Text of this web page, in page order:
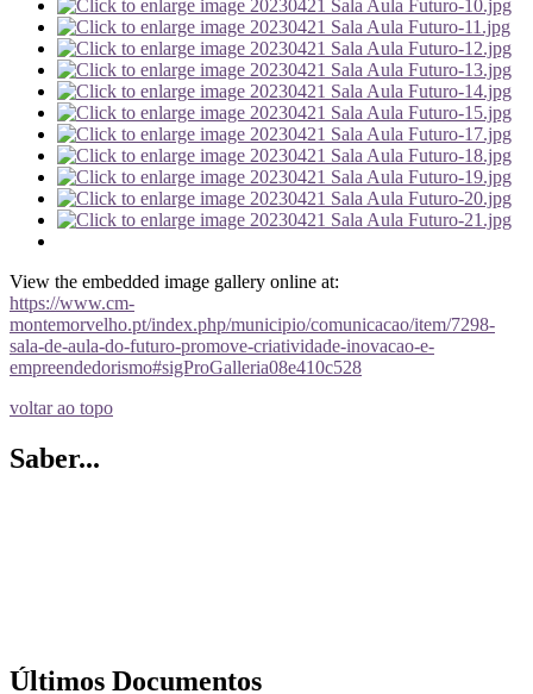
View the embedded image gallery online at:
https://www.cm-
montemorvelho.pt/index.php/municipio/comunicacao/item/7298-
sala-de-aula-do-futuro-promove-criatividade-inovacao-e-
empreendedorismo#sigProGalleria08e410c528
voltar ao topo
Saber...
Últimos Documentos